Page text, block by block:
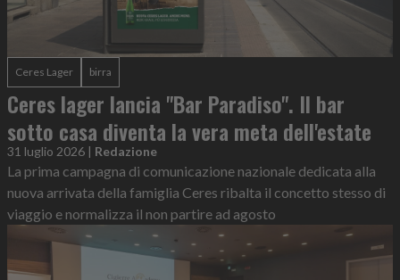
Ceres Lager birra
Ceres lager lancia "Bar Paradiso". Il bar
sotto casa diventa la vera meta dell'estate
31 luglio 2026 | Redazione
La prima campagna di comunicazione nazionale dedicata alla
nuova arrivata della famiglia Ceres ribalta il concetto stesso di
viaggio e normalizza il non partire ad agosto